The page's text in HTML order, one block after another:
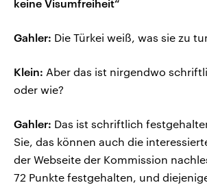
keine Visumfreiheit“
Gahler: Die Türkei weiß, was sie zu
Klein: Aber das ist nirgendwo
oder wie?
Gahler: Das ist schriftlich
Sie, das können auch die
der Webseite der Kommission
72 Punkte festgehalten, und